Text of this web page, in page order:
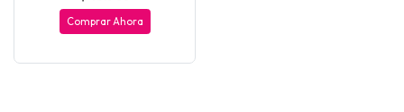
Comprar Ahora